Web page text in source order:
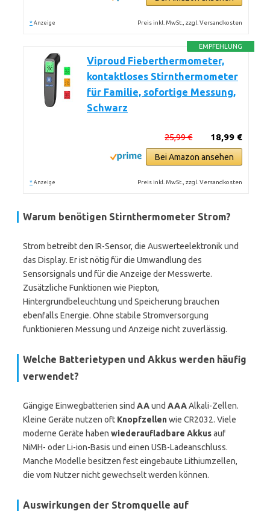
* Anzeige Preis inkl. MwSt., zzgl. Versandkosten
EMPFEHLUNG
Viproud Fieberthermometer,
kontaktloses Stirnthermometer
für Familie, sofortige Messung,
Schwarz
18,99 €
25,99 €
Bei Amazon ansehen
* Anzeige Preis inkl. MwSt., zzgl. Versandkosten
Warum benötigen Stirnthermometer Strom?
Strom betreibt den IR-Sensor, die Auswerteelektronik und
das Display. Er ist nötig für die Umwandlung des
Sensorsignals und für die Anzeige der Messwerte.
Zusätzliche Funktionen wie Piepton,
Hintergrundbeleuchtung und Speicherung brauchen
ebenfalls Energie. Ohne stabile Stromversorgung
funktionieren Messung und Anzeige nicht zuverlässig.
Welche Batterietypen und Akkus werden häufig
verwendet?
Gängige Einwegbatterien sind AAund AAAAlkali-Zellen.
Kleine Geräte nutzen oft Knopfzellenwie CR2032. Viele
moderne Geräte haben wiederaufladbare Akkusauf
NiMH- oder Li-ion-Basis und einen USB-Ladeanschluss.
Manche Modelle besitzen fest eingebaute Lithiumzellen,
die vom Nutzer nicht gewechselt werden können.
Auswirkungen der Stromquelle auf